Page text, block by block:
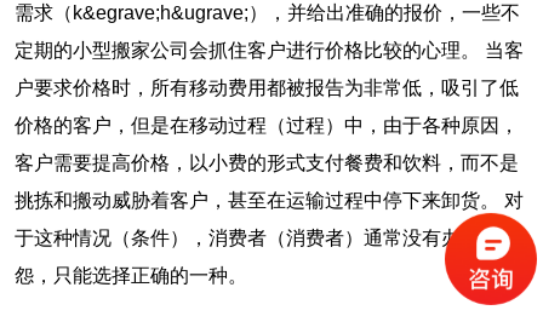
需求（k&egrave;h&ugrave;），并给出准确的报价，一些不
定期的小型搬家公司会抓住客户进行价格比较的心理。 当客
户要求价格时，所有移动费用都被报告为非常低，吸引了低
价格的客户，但是在移动过程（过程）中，由于各种原因，
客户需要提高价格，以小费的形式支付餐费和饮料，而不是
挑拣和搬动威胁着客户，甚至在运输过程中停下来卸货。 对
于这种情况（条件），消费者（消费者）通常没有办法抱
怨，只能选择正确的一种。